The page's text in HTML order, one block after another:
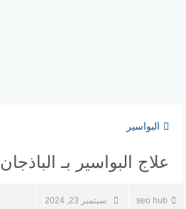
البواسير
علاج البواسير بـ الباذجان
seo hub سبتمبر 23, 2024